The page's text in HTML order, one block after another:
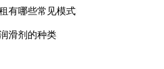
有哪些常见模式
滑剂的种类